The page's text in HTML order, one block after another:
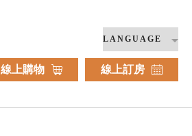
線上購物 線上訂房